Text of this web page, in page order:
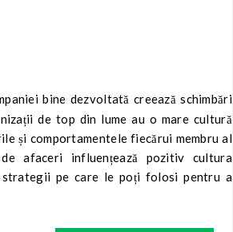
de top din lume au o mare cultură
și comportamentele fiecărui membru al
afaceri influențează pozitiv cultura
strategii pe care le poți folosi pentru a